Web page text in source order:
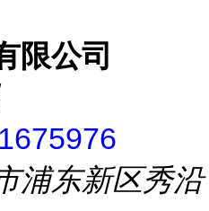
限公司
浦东新区秀沿